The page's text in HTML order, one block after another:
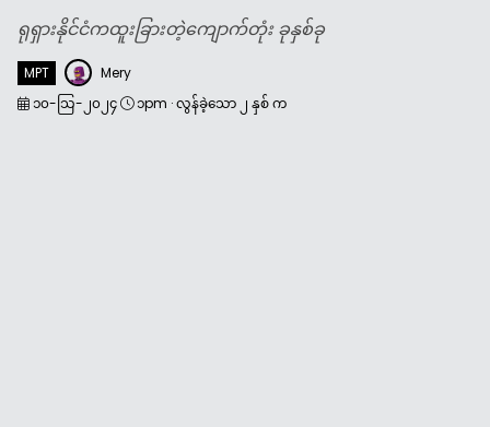
ရုရှားနိုင်ငံကထူးခြားတဲ့ကျောက်တုံး ခုနှစ်ခု
MPT
Mery
၁၀-သြ-၂၀၂၄
၁pm ·လွန်ခဲ့သော ၂ နှစ် က